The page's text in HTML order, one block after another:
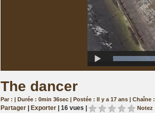
The dancer
Par : | Durée : 0min 36sec | Postée : Il y a 17 ans | Chaîne :
Partager Exporter 16 vues | Notez